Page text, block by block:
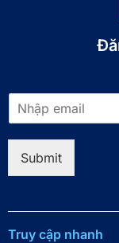
m
*
Submit
Truy cập nhanh